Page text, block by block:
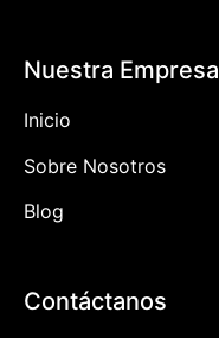
Nuestra Empresa
Inicio
Sobre Nosotros
Blog
Contáctanos